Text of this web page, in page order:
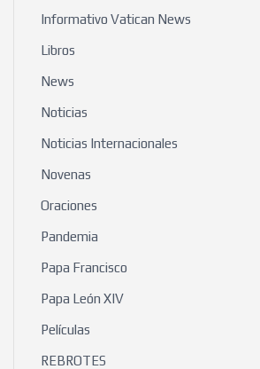
Informativo Vatican News
Libros
News
Noticias
Noticias Internacionales
Novenas
Oraciones
Pandemia
Papa Francisco
Papa León XIV
Películas
REBROTES